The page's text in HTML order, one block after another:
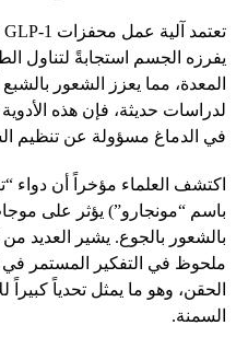
يفرزه الجسم استجابةً لتناول
المعدة، مما يعزز الشعور
لدراسات حديثة، فإن هذه
في الدماغ مسؤولة عن تنظيم
اكتشف العلماء مؤخراً أن دواء
باسم “مونجارو”) يؤثر على
بالشعور بالجوع. يشير العديد
ملحوظ في التفكير المستمر في
الحقن، وهو ما يمثل تحدياً
السمنة.